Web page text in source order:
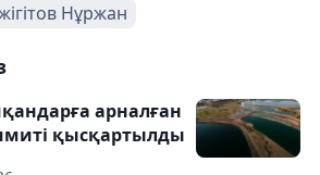
Нұржан
арналған
қысқартылды